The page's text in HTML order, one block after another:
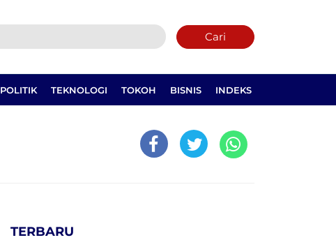
Cari
POLITIK TEKNOLOGI TOKOH BISNIS INDEKS
TERBARU